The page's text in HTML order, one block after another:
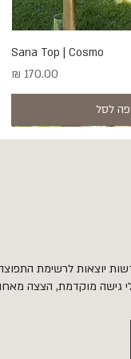
מהירהSana Top | Cosmo
מחיר
לסל
יוצאות לרשימת התפוצה
גישה מוקדמת, הצצה